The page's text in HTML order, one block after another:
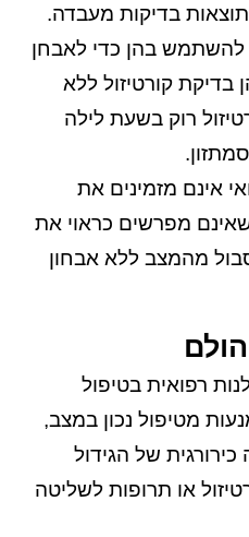
תוצאות בדיקות מעבדה.
להשתמש בהן כדי לאבחן
בדיקת קורטיזול ללא
רוק בשעת לילה
אינם מזמינים את
מפרשים כראוי את
מהמצב ללא אבחון
רפואית בטיפול
מטיפול נכון במצב,
של הגידול
או תרופות לשליטה